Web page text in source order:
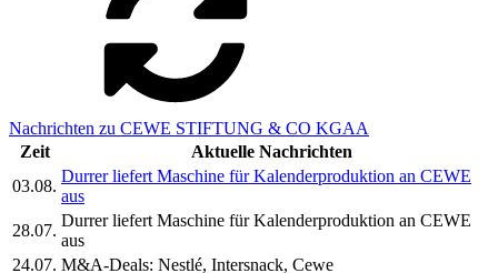
Nachrichten zu CEWE STIFTUNG & CO KGAA
Zeit
Aktuelle Nachrichten
03.08.
Durrer liefert Maschine für Kalenderproduktion an CEWE
aus
28.07.
Durrer liefert Maschine für Kalenderproduktion an CEWE
aus
24.07. M&A-Deals: Nestlé, Intersnack, Cewe